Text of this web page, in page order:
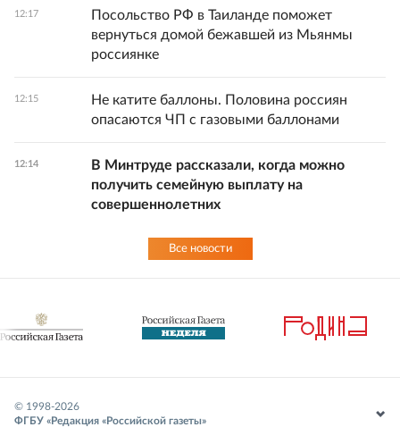
12:17
Посольство РФ в Таиланде поможет
вернуться домой бежавшей из Мьянмы
россиянке
12:15
Не катите баллоны. Половина россиян
опасаются ЧП с газовыми баллонами
12:14
В Минтруде рассказали, когда можно
получить семейную выплату на
совершеннолетних
Все новости
© 1998-2026
ФГБУ «Редакция «Российской газеты»